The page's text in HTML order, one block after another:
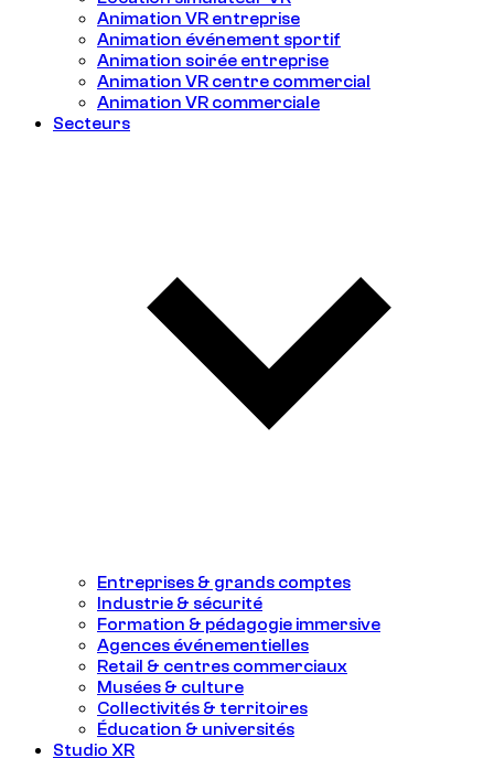
Animation VR entreprise
Animation événement sportif
Animation soirée entreprise
Animation VR centre commercial
Animation VR commerciale
Secteurs
Entreprises & grands comptes
Industrie & sécurité
Formation & pédagogie immersive
Agences événementielles
Retail & centres commerciaux
Musées & culture
Collectivités & territoires
Éducation & universités
Studio XR